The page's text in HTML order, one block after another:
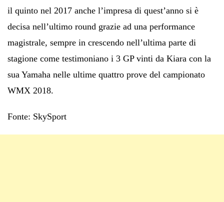
il quinto nel 2017 anche l’impresa di quest’anno si è
decisa nell’ultimo round grazie ad una performance
magistrale, sempre in crescendo nell’ultima parte di
stagione come testimoniano i 3 GP vinti da Kiara con la
sua Yamaha nelle ultime quattro prove del campionato
WMX 2018.
Fonte: SkySport